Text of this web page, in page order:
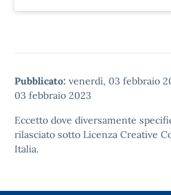
Pubblicato: venerdì, 03 febbraio
03 febbraio 2023
Eccetto dove diversamente
rilasciato sotto Licenza Creative
Italia.